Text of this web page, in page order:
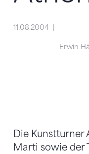
11.08.2004
Erwin
Die Kunstturner
Marti sowie der